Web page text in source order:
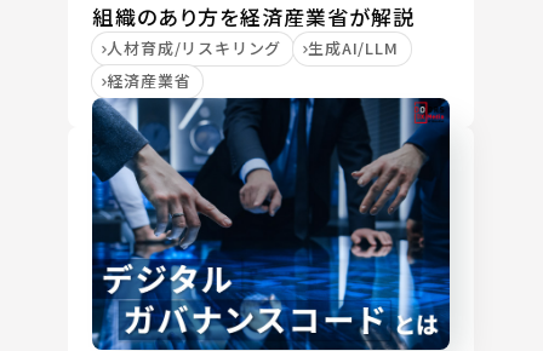
組織のあり方を経済産業省が解説
人材育成/リスキリング
生成AI/LLM
経済産業省